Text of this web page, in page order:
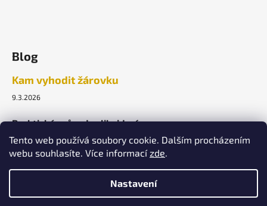
Tento web používá soubory cookie. Dalším procházením
webu souhlasíte. Více informacízde.
Nastavení
Blog
Kam vyhodit žárovku
9.3.2026
Praktický průvodce likvidací.
ARCHIV